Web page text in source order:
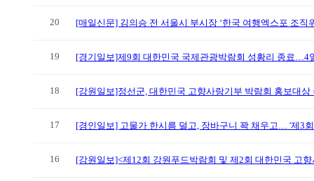
20 [매일신문] 김의승 전 서울시 부시장 ‘한국 여행엑스포 조직
19 [경기일보]제9회 대한민국 국제관광박람회 성황리 종료…4
18 [강원일보]정선군, 대한민국 고향사랑기부 박람회 홍보대상
17 [경인일보] 고물가 한시름 덜고, 장바구니 꽉 채우고… '제3
16 [강원일보]<제12회 강원푸드박람회 및 제2회 대한민국 고